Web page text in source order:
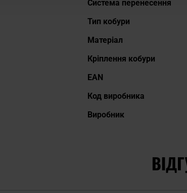
Система перенесення
Тип кобури
Матеріал
Кріплення кобури
EAN
Код виробника
Виробник